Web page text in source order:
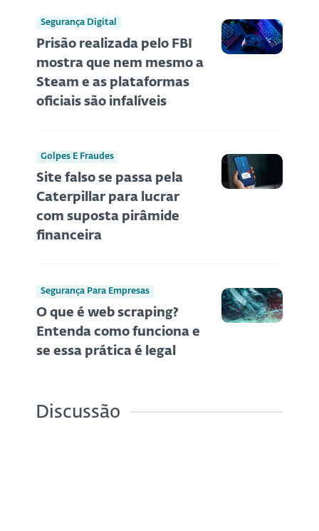
Segurança Digital
Prisão realizada pelo FBI
mostra que nem mesmo a
Steam e as plataformas
oficiais são infalíveis
Golpes E Fraudes
Site falso se passa pela
Caterpillar para lucrar
com suposta pirâmide
financeira
Segurança Para Empresas
O que é web scraping?
Entenda como funciona e
se essa prática é legal
Discussão